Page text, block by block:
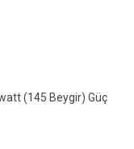
(145 Beygir) Güç